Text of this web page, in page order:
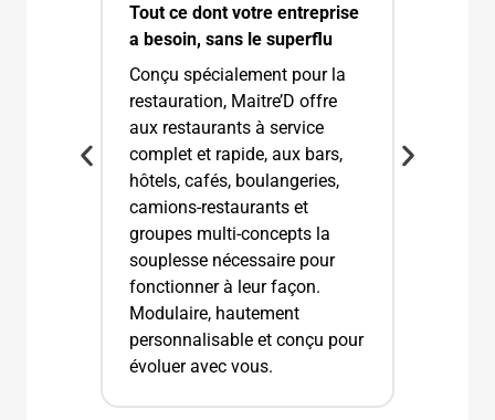
Tout ce dont votre entreprise
a besoin, sans le superflu
Conçu spécialement pour la
restauration, Maitre’D offre
aux restaurants à service
complet et rapide, aux bars,
hôtels, cafés, boulangeries,
camions-restaurants et
groupes multi-concepts la
souplesse nécessaire pour
fonctionner à leur façon.
Modulaire, hautement
personnalisable et conçu pour
évoluer avec vous.